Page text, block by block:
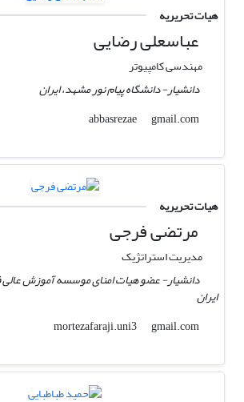
هیات تحریریه
عباسعلی رضایی
مهندسی کامپیوتر
دانشیار- دانشگاه پیام نور مشهد، ایران
abbasrezae
gmail.com
هیات تحریریه
مرتضی فرجی
مدیریت استراتژیک
دانشیار- عضو هیات امنای موسسه آموزش
ایران
mortezafaraji.uni3
gmail.com